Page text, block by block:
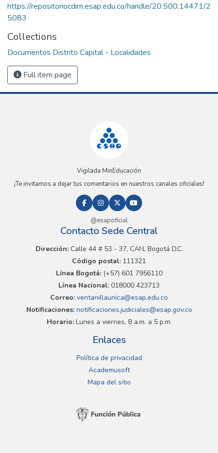
https://repositoriocdim.esap.edu.co/handle/20.500.14471/2
5083
Collections
Documentos Distrito Capital - Localidades
Full item page
Vigilada MinEducación
¡Te invitamos a dejar tus comentarios en nuestros canales oficiales!
@esapoficial
Contacto Sede Central
Dirección:Calle 44 # 53 - 37, CAN, Bogotá D.C.
Código postal: 111321
Línea Bogotá:(+57) 601 7956110
Línea Nacional: 018000 423713
Correo: ventanillaunica@esap.edu.co
Notificaciones:notificaciones.judiciales@esap.gov.co
Horario:Lunes a viernes, 8 a.m. a 5 p.m.
Enlaces
Política de privacidad
Academusoft
Mapa del sitio